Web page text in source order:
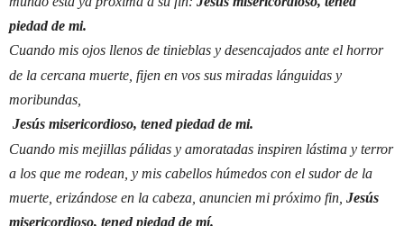
piedad de mi.
Cuando mis ojos llenos de tinieblas y desencajados ante el horror
de la cercana muerte, fijen en vos sus miradas lánguidas y
moribundas,
Jesús misericordioso, tened piedad de mi.
Cuando mis mejillas pálidas y amoratadas inspiren lástima y terror
a los que me rodean, y mis cabellos húmedos con el sudor de la
muerte, erizándose en la cabeza, anuncien mi próximo fin, Jesús
misericordioso, tened piedad de mí.